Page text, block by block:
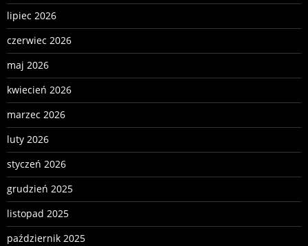
lipiec 2026
czerwiec 2026
maj 2026
kwiecień 2026
marzec 2026
luty 2026
styczeń 2026
grudzień 2025
listopad 2025
październik 2025